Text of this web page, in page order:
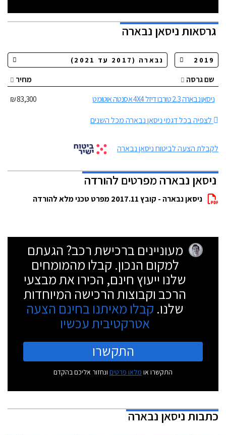
גרסאותניסאן נבארה
שם גרסה
מחיר
ניסאן נבארה 2.3 טורבו דיזל 4X4 אסנטה אוטומט
83,300 ₪
לצפיה בכל דגמי ניסאן נבארה מכל השנים
לקבלת הצעה לביטוח ניסאן נבארה
ניסאן נבארה מפרטים להורדה
ניסאן נבארה - קובץ 2017.11 מפרט טכני מלא להורדה
מעוניינים ברכישת רכב? הגעתם
למקום הנכון. קבלו מהמומחים
שלנו ייעוץ חינם, הכירו את מבצעי
הרכב וקבוצות הרכישה המיוחדות
שלנו. קבלו מאיתנו בחינם הצעה
אטרקטיבית עכשיו
התקשרו
התקשרו או מלאו פרטים ונחזור אליכם בהקדם
כתבותניסאן נבארה